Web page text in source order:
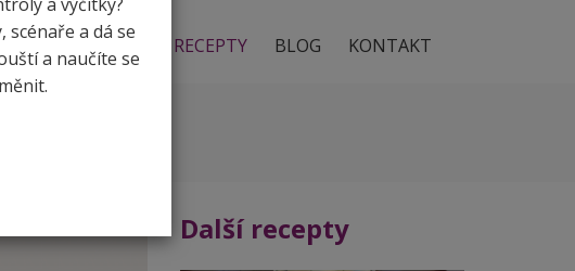
REFERENCE RECEPTY BLOG KONTAKT
Další recepty
a výčitky?
a dá se
a naučíte se